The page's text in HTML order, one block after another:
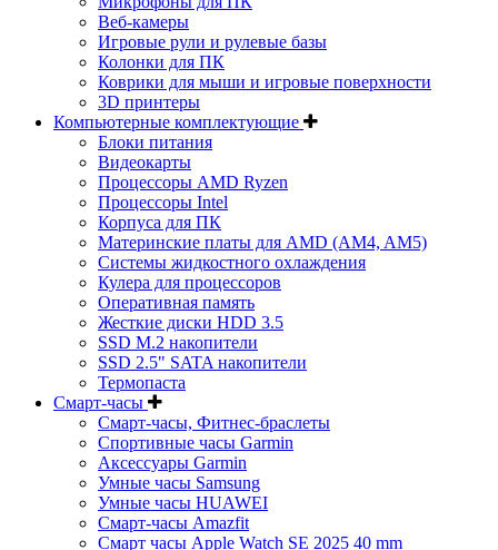
Веб-камеры
Игровые рули и рулевые базы
Колонки для ПК
Коврики для мыши и игровые поверхности
3D принтеры
Компьютерные комплектующие
Блоки питания
Видеокарты
Процессоры AMD Ryzen
Процессоры Intel
Корпуса для ПК
Материнские платы для AMD (AM4, AM5)
Системы жидкостного охлаждения
Кулера для процессоров
Оперативная память
Жесткие диски HDD 3.5
SSD M.2 накопители
SSD 2.5" SATA накопители
Термопаста
Смарт-часы
Смарт-часы, Фитнес-браслеты
Спортивные часы Garmin
Аксессуары Garmin
Умные часы Samsung
Умные часы HUAWEI
Смарт-часы Amazfit
Смарт часы Apple Watch SE 2025 40 mm